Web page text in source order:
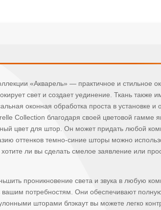
«Акварель» — практичное и
свет и создает уединение. Ткань также
оконная обработка проста в установке
Collection благодаря своей цветовой
цвет для штор. Он может придать любой
оттенков темно-синие шторы можно
ли вы сделать смелое заявление или
проникновение света и звука в любую
вашим потребностям. Они обеспечивают
шторами блэкаут вы можете легко